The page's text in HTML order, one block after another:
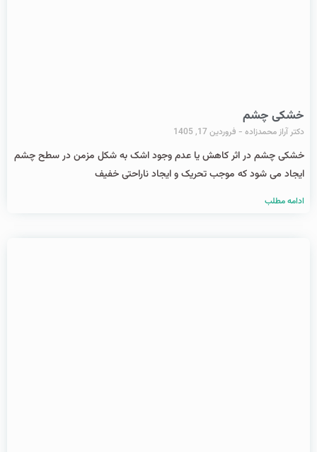
خشکی چشم
دکتر آراز محمدزاده فروردین 17, 1405
خشکی چشم در اثر کاهش یا عدم وجود اشک به شکل مزمن در سطح چشم
ایجاد می شود که موجب تحریک و ایجاد ناراحتی خفیف
ادامه مطلب